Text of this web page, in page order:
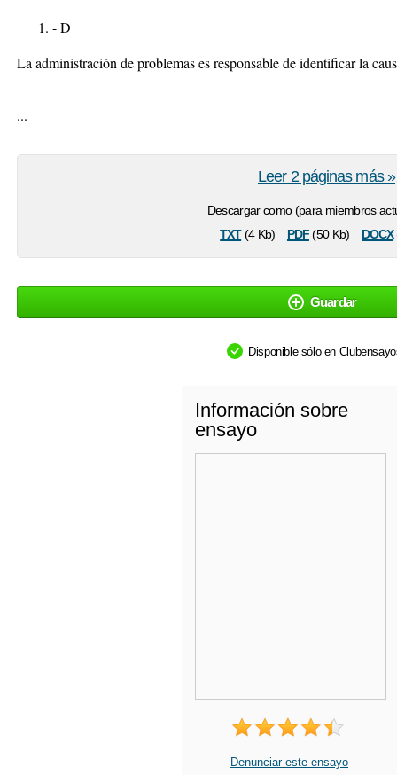
- D
La administración de problemas es responsable de identificar la
...
Descargar como (para miembros
txt(4 Kb) pdf(50 Kb) docx
Leer 2 páginas más »
Guardar
Disponible sólo en
Información sobre
ensayo
Denunciar este ensayo